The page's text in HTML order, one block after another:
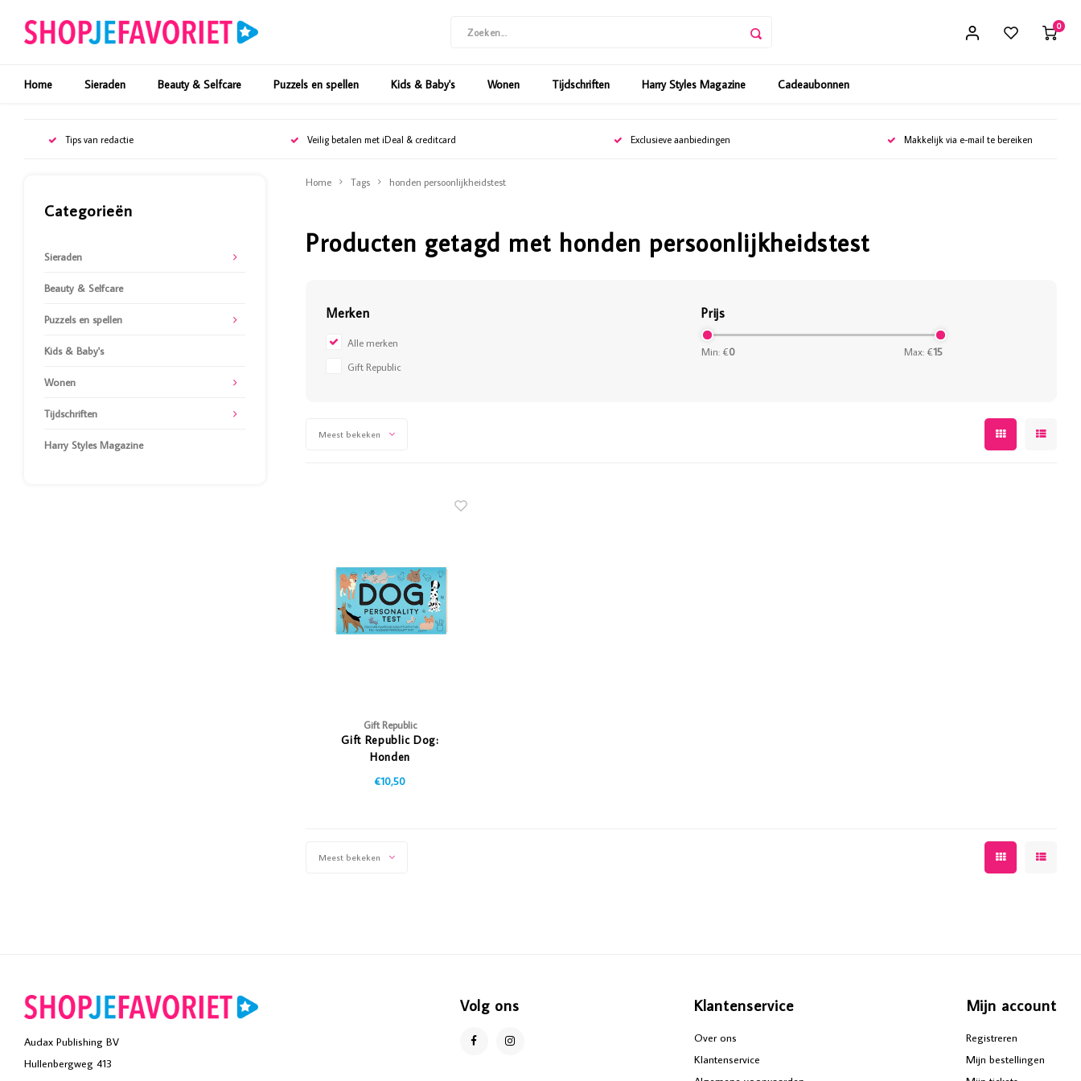
0
Home Sieraden Beauty & Selfcare Puzzels en spellen Kids & Baby's Wonen Tijdschriften Harry Styles Magazine Cadeaubonnen
Tips van redactie Veilig betalen met iDeal & creditcard Exclusieve aanbiedingen Makkelijk via e-mail te bereiken
Categorieën
Sieraden
Beauty & Selfcare
Puzzels en spellen
Kids & Baby's
Wonen
Tijdschriften
Harry Styles Magazine
Home Tags honden persoonlijkheidstest
Producten getagd met honden persoonlijkheidstest
Merken
Alle merken
Gift Republic
Prijs
Min: €0 Max: €15
Meest bekeken
Gift Republic
Gift Republic Dog:
Honden
Persoonlijkheidstest
€10,50
Meest bekeken
Audax Publishing BV
Hullenbergweg 413
Volg ons Klantenservice
Over ons
Klantenservice
Mijn account
Registreren
Mijn bestellingen